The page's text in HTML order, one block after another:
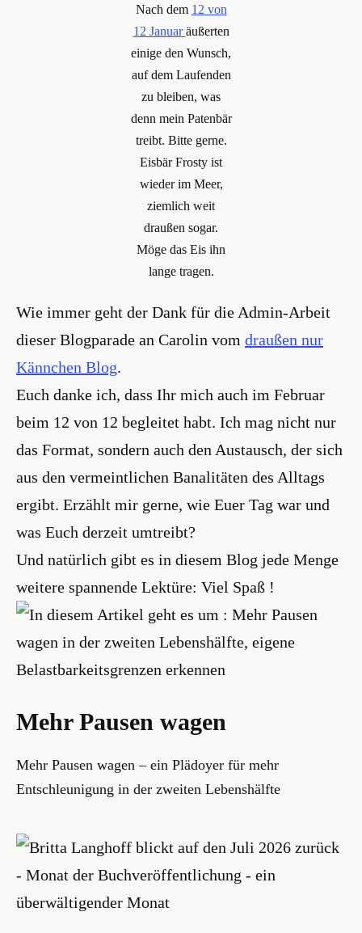
Nach dem 12 von
12 Januaräußerten
einige den Wunsch,
auf dem Laufenden
zu bleiben, was
denn mein Patenbär
treibt. Bitte gerne.
Eisbär Frosty ist
wieder im Meer,
ziemlich weit
draußen sogar.
Möge das Eis ihn
lange tragen.
Wie immer geht der Dank für die Admin-Arbeit
dieser Blogparade an Carolin vom draußen nur
Kännchen Blog.
Euch danke ich, dass Ihr mich auch im Februar
beim 12 von 12 begleitet habt. Ich mag nicht nur
das Format, sondern auch den Austausch, der sich
aus den vermeintlichen Banalitäten des Alltags
ergibt. Erzählt mir gerne, wie Euer Tag war und
was Euch derzeit umtreibt?
Und natürlich gibt es in diesem Blog jede Menge
weitere spannende Lektüre: Viel Spaß !
Mehr Pausen wagen
Mehr Pausen wagen – ein Plädoyer für mehr
Entschleunigung in der zweiten Lebenshälfte